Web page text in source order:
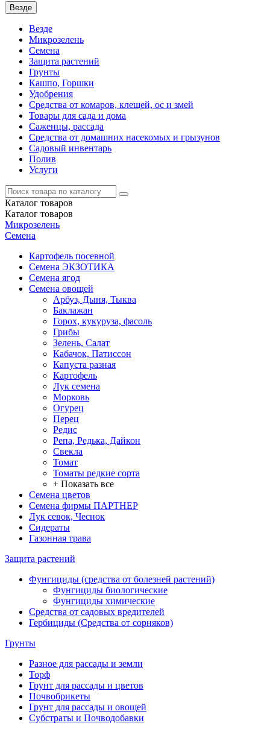
Везде
Везде
Микрозелень
Семена
Защита растений
Грунты
Кашпо, Горшки
Удобрения
Средства от комаров, клещей, ос и змей
Товары для сада и дома
Саженцы, рассада
Средства от домашних насекомых и грызунов
Садовый инвентарь
Полив
Услуги
Каталог товаров
Каталог товаров
Микрозелень
Семена
Картофель посевной
Семена ЭКЗОТИКА
Семена ягод
Семена овощей
Арбуз, Дыня, Тыква
Баклажан
Горох, кукуруза, фасоль
Грибы
Зелень, Салат
Кабачок, Патиссон
Капуста разная
Картофель
Лук семена
Морковь
Огурец
Перец
Редис
Репа, Редька, Дайкон
Свекла
Томат
Томаты редкие сорта
+ Показать все
Семена цветов
Семена фирмы ПАРТНЕР
Лук севок, Чеснок
Сидераты
Газонная трава
Защита растений
Фунгициды (средства от болезней растений)
Фунгициды биологические
Фунгициды химические
Средства от садовых вредителей
Гербициды (Средства от сорняков)
Грунты
Разное для рассады и земли
Торф
Грунт для рассады и цветов
Почвобрикеты
Грунт для рассады и овощей
Субстраты и Почводобавки